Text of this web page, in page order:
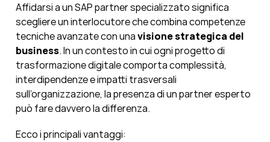
Affidarsi a un SAP partner specializzato significa
scegliere un interlocutore che combina competenze
tecniche avanzate con unavisione strategica del
business. In un contesto in cui ogni progetto di
trasformazione digitale comporta complessità,
interdipendenze e impatti trasversali
sull’organizzazione, la presenza di un partner esperto
può fare davvero la differenza.
Ecco i principali vantaggi: